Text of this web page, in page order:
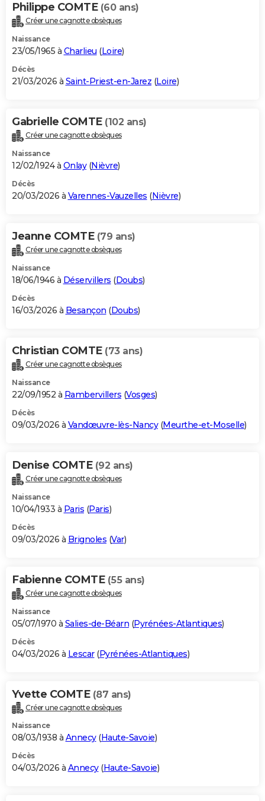
Philippe COMTE (60 ans)
Créer une cagnotte obsèques
Naissance
23/05/1965 à Charlieu (Loire)
Décès
21/03/2026 à Saint-Priest-en-Jarez (Loire)
Gabrielle COMTE (102 ans)
Créer une cagnotte obsèques
Naissance
12/02/1924 à Onlay(Nièvre)
Décès
20/03/2026 à Varennes-Vauzelles (Nièvre)
Jeanne COMTE (79 ans)
Créer une cagnotte obsèques
Naissance
18/06/1946 à Déservillers (Doubs)
Décès
16/03/2026 à Besançon (Doubs)
Christian COMTE (73 ans)
Créer une cagnotte obsèques
Naissance
22/09/1952 à Rambervillers (Vosges)
Décès
09/03/2026 à Vandœuvre-lès-Nancy(Meurthe-et-Moselle)
Denise COMTE (92 ans)
Créer une cagnotte obsèques
Naissance
10/04/1933 à Paris (Paris)
Décès
09/03/2026 à Brignoles (Var)
Fabienne COMTE (55 ans)
Créer une cagnotte obsèques
Naissance
05/07/1970 à Salies-de-Béarn (Pyrénées-Atlantiques)
Décès
04/03/2026 à Lescar(Pyrénées-Atlantiques)
Yvette COMTE (87 ans)
Créer une cagnotte obsèques
Naissance
08/03/1938 à Annecy(Haute-Savoie)
Décès
04/03/2026 à Annecy(Haute-Savoie)